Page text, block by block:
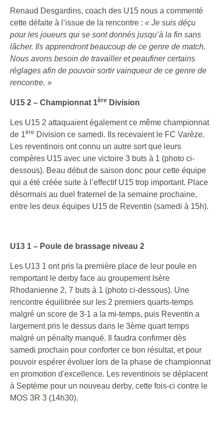
Renaud Desgardins, coach des U15 nous a commenté
cette défaite à l’issue de la rencontre : « Je suis déçu
pour les joueurs qui se sont donnés jusqu’à la fin sans
lâcher. Ils apprendront beaucoup de ce genre de match.
Nous avons besoin de travailler et peaufiner certains
réglages afin de pouvoir sortir vainqueur de ce genre de
rencontre. »
U15 2 – Championnat 1ère Division
Les U15 2 attaquaient également ce même championnat
de 1ère Division ce samedi. Ils recevaient le FC Varèze.
Les reventinois ont connu un autre sort que leurs
compères U15 avec une victoire 3 buts à 1 (photo ci-
dessous). Beau début de saison donc pour cette équipe
qui a été créée suite à l’effectif U15 trop important. Place
désormais au duel fraternel de la semaine prochaine,
entre les deux équipes U15 de Reventin (samedi à 15h).
U13 1 – Poule de brassage niveau 2
Les U13 1 ont pris la première place de leur poule en
remportant le derby face au groupement Isère
Rhodanienne 2, 7 buts à 1 (photo ci-dessous). Une
rencontre équilibrée sur les 2 premiers quarts-temps
malgré un score de 3-1 a la mi-temps, puis Reventin a
largement pris le dessus dans le 3ème quart temps
malgré un pénalty manqué. Il faudra confirmer dès
samedi prochain pour conforter ce bon résultat, et pour
pouvoir espérer évoluer lors de la phase de championnat
en promotion d'excellence. Les reventinois se déplacent
à Septème pour un nouveau derby, cette fois-ci contre le
MOS 3R 3 (14h30).